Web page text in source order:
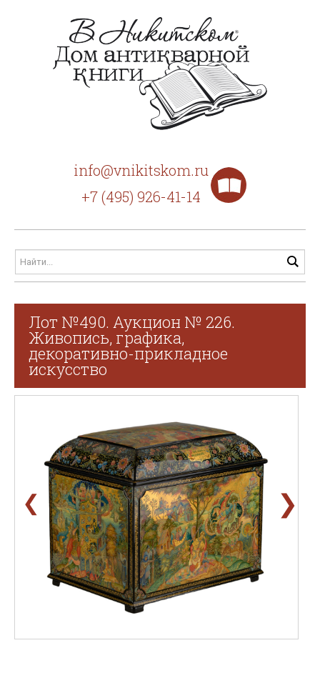
info@vnikitskom.ru
+7 (495) 926-41-14
Лот №490. Аукцион № 226.
Живопись, графика,
декоративно-прикладное
искусство
❮ ❯